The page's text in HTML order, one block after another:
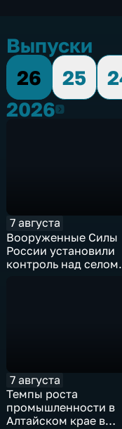
Выпуски
26
25
20262026
7 августа
Вооруженные Силы
России установили
контроль над селом
7 августа
Темпы роста
промышленности в
Алтайском крае в